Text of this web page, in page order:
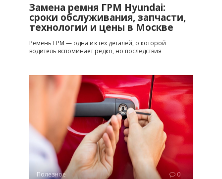
Замена ремня ГРМ Hyundai:
сроки обслуживания, запчасти,
технологии и цены в Москве
Ремень ГРМ — одна из тех деталей, о которой
водитель вспоминает редко, но последствия
Полезное 0